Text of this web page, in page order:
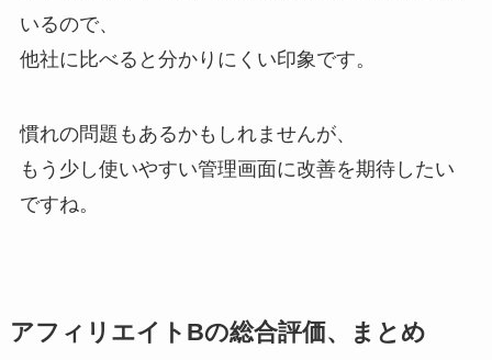
いるので、
他社に比べると分かりにくい印象です。
慣れの問題もあるかもしれませんが、
もう少し使いやすい管理画面に改善を期待したい
ですね。
アフィリエイトBの総合評価、まとめ